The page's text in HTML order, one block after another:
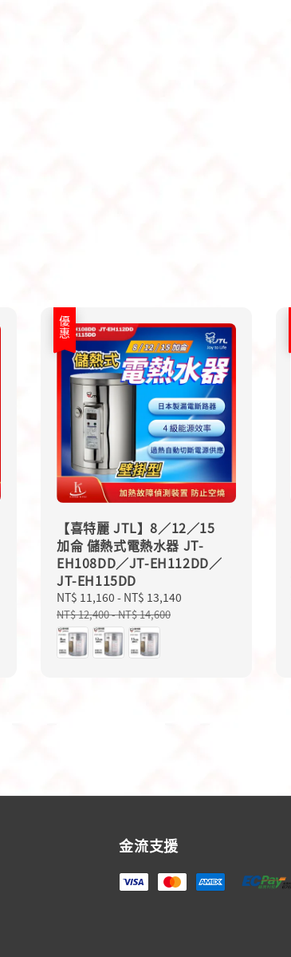
優惠
【喜特麗 JTL】8／12／15
加侖 儲熱式電熱水器 JT-
EH108DD／JT-EH112DD／
JT-EH115DD
Sale
price
NT$ 11,160 - NT$ 13,140
NT$ 12,400-NT$ 14,600
金流支援